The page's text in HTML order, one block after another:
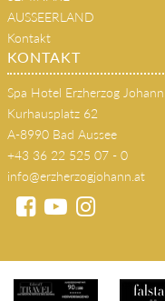
s'JOHANN Wirtshaus
SEMINARE
AUSSEERLAND
Kontakt
KONTAKT
Spa Hotel Erzherzog Johann
Kurhausplatz 62
A-8990 Bad Aussee
info@erzherzogjohann.at